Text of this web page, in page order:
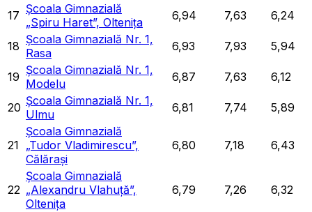
17 Școala Gimnazială
„Spiru Haret”, Oltenița
6,94 7,63 6,24
18 Școala Gimnazială Nr. 1,
Rasa
6,93 7,93 5,94
19 Școala Gimnazială Nr. 1,
Modelu
6,87 7,63 6,12
20 Școala Gimnazială Nr. 1,
Ulmu
6,81 7,74 5,89
21
Școala Gimnazială
„Tudor Vladimirescu”,
Călărași
6,80 7,18 6,43
22
Școala Gimnazială
„Alexandru Vlahuță”,
Oltenița
6,79 7,26 6,32